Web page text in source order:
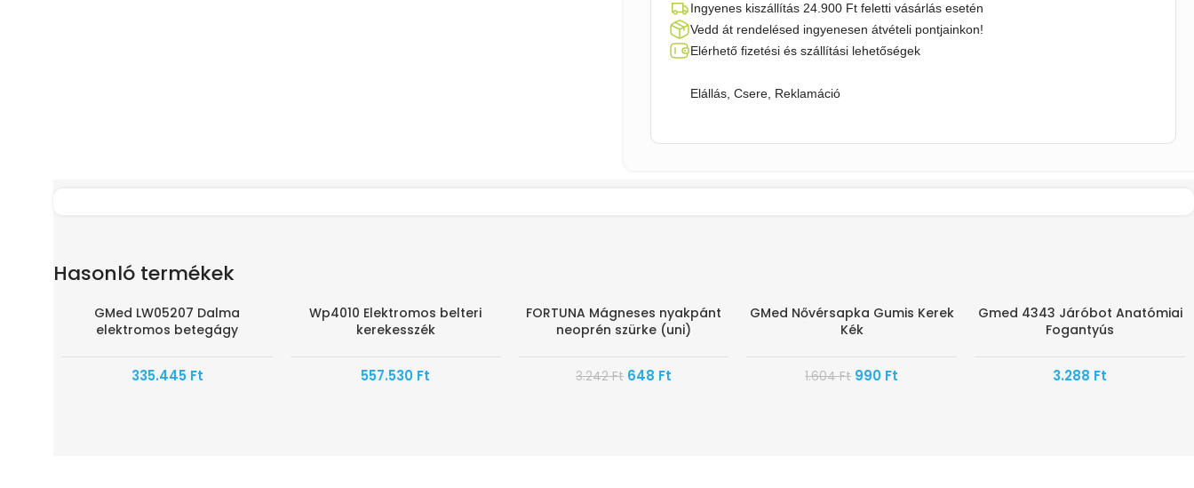
Ingyenes kiszállítás 24.900 Ft feletti vásárlás esetén
Vedd át rendelésed ingyenesen átvételi pontjainkon!
Elérhető fizetési és szállítási lehetőségek
Elállás, Csere, Reklamáció
Hasonló termékek
HAMAROSAN ÉRKEZIK
GMed LW05207 Dalma
elektromos betegágy
335.445 Ft
Wp4010 Elektromos belteri
kerekesszék
557.530 Ft
-80%
FORTUNA Mágneses nyakpánt
neoprén szürke (uni)
3.242Ft 648 Ft
-38%
GMed Nővérsapka Gumis Kerek
Kék
1.604Ft 990 Ft
Gmed 4343 Járóbot Anatómiai
Fogantyús
3.288 Ft